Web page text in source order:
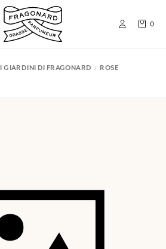
0
I GIARDINI DI FRAGONARD
ROSE